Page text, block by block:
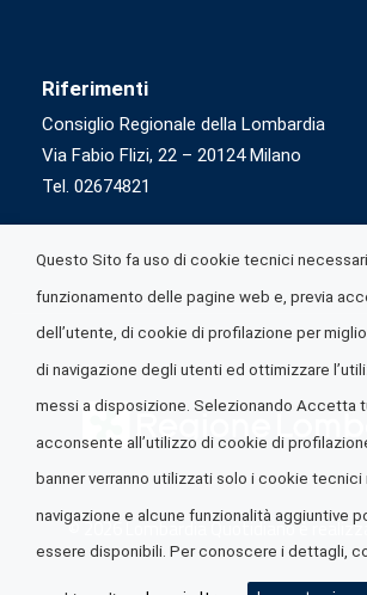
Riferimenti
Consiglio Regionale della Lombardia
Via Fabio Flizi, 22 – 20124 Milano
Tel. 02674821
© 2026 Lombardia Quotidiano è
Questo Sito fa uso di cookie tecnici
funzionamento delle pagine web e, previa
dell’utente, di cookie di profilazione per
di navigazione degli utenti ed ottimizzare
messi a disposizione. Selezionando Accetta
acconsente all’utilizzo di cookie di
banner verranno utilizzati solo i cookie tecnici
navigazione e alcune funzionalità aggiuntive
essere disponibili. Per conoscere i dettagli,